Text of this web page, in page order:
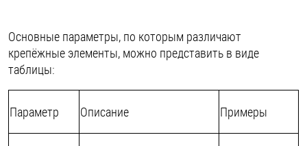
Основные параметры, по которым различают
крепёжные элементы, можно представить в виде
таблицы:
Параметр Описание Примеры